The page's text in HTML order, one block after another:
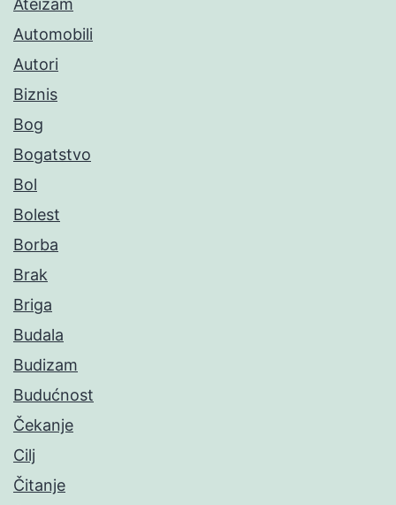
Ateizam
Automobili
Autori
Biznis
Bog
Bogatstvo
Bol
Bolest
Borba
Brak
Briga
Budala
Budizam
Budućnost
Čekanje
Cilj
Čitanje